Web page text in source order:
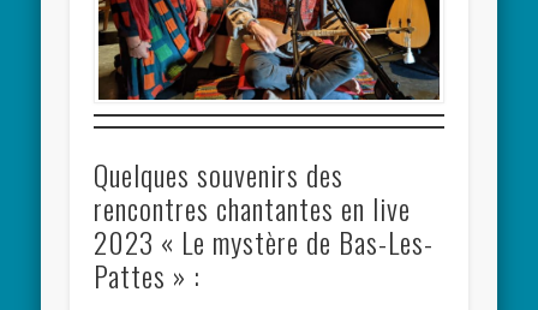
Quelques souvenirs des
rencontres chantantes en live
2023 « Le mystère de Bas-Les-
Pattes » :